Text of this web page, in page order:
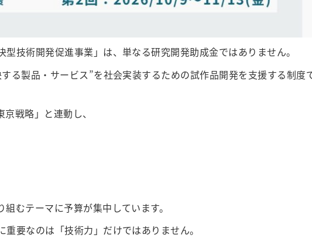
技術開発促進事業」は、単なる研究開発助成金ではありません。
る製品・サービス”を社会実装するための試作品開発を支援する制度
戦略」と連動し、
むテーマに予算が集中しています。
要なのは「技術力」だけではありません。